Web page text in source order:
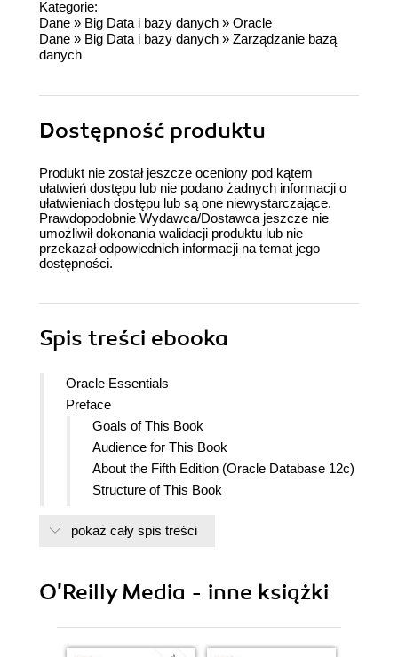
Kategorie:
Dane » Big Data i bazy danych » Oracle
Dane » Big Data i bazy danych » Zarządzanie bazą
danych
Dostępność produktu
Produkt nie został jeszcze oceniony pod kątem
ułatwień dostępu lub nie podano żadnych informacji o
ułatwieniach dostępu lub są one niewystarczające.
Prawdopodobnie Wydawca/Dostawca jeszcze nie
umożliwił dokonania walidacji produktu lub nie
przekazał odpowiednich informacji na temat jego
dostępności.
Spis treści ebooka
Oracle Essentials
Preface
Goals of This Book
Audience for This Book
About the Fifth Edition (Oracle Database 12c)
Structure of This Book
Using Code Examples
Acknowledgments
pokaż cały spis treści
O'Reilly Media - inne książki